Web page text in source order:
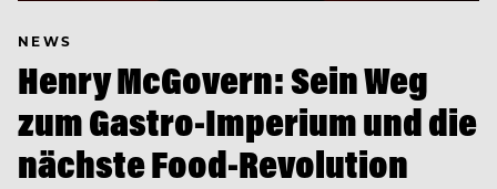
NEWS
Henry McGovern: Sein Weg
zum Gastro-Imperium und die
nächste Food-Revolution